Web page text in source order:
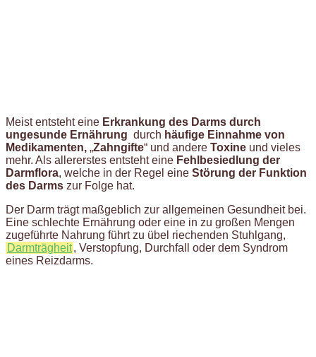
Meist entsteht eine Erkrankung des Darms durch
ungesunde Ernährung durch häufige Einnahme von
Medikamenten, „Zahngifte“ und andere Toxine und vieles
mehr. Als allererstes entsteht eine Fehlbesiedlung der
Darmflora, welche in der Regel eine Störung der Funktion
des Darms zur Folge hat.
Der Darm trägt maßgeblich zur allgemeinen Gesundheit bei.
Eine schlechte Ernährung oder eine in zu großen Mengen
zugeführte Nahrung führt zu übel riechenden Stuhlgang,
Darmträgheit, Verstopfung, Durchfall oder dem Syndrom
eines Reizdarms.